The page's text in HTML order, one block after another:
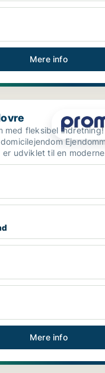
Mere info
med fleksibel indretning!
Ejendommen på
er udviklet til en moderne
med ...
Mere info